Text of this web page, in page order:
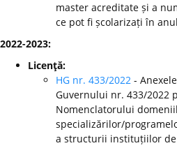
master acreditate și a
ce pot fi școlarizați în
2022-2023:
Licenţă:
HG nr. 433/2022 -
Guvernului nr. 433/2022
Nomenclatorului
specializărilor/
a structurii instituțiilor